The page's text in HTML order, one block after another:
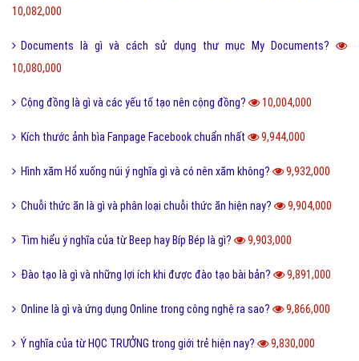
10,082,000
Documents là gì và cách sử dụng thư mục My Documents?
10,080,000
Cộng đồng là gì và các yếu tố tạo nên cộng đồng? 10,004,000
Kích thước ảnh bìa Fanpage Facebook chuẩn nhất 9,944,000
Hình xăm Hổ xuống núi ý nghĩa gì và có nên xăm không? 9,932,000
Chuỗi thức ăn là gì và phân loại chuỗi thức ăn hiện nay? 9,904,000
Tìm hiểu ý nghĩa của từ Beep hay Bíp Bép là gì? 9,903,000
Đào tạo là gì và những lợi ích khi được đào tạo bài bản? 9,891,000
Online là gì và ứng dụng Online trong công nghệ ra sao? 9,866,000
Ý nghĩa của từ HỌC TRƯỞNG trong giới trẻ hiện nay? 9,830,000